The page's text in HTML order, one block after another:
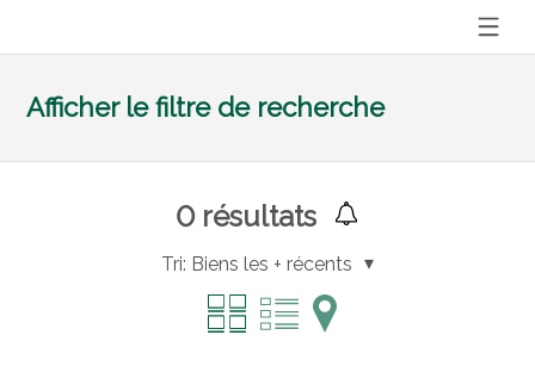
Afficher le filtre de recherche
0résultats
Tri: Biens les + récents